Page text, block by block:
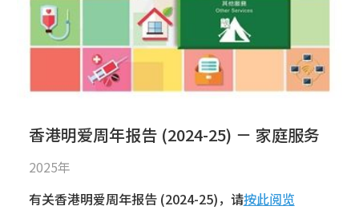
香港明爱周年报告 (2024-25) － 家庭服务
2025年
有关香港明爱周年报告 (2024-25)，请按此阅览